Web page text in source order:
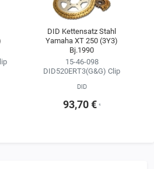
Kette im Kettensatz stets an der
DID Kettensatz Stahl
Yamaha XT 250 (3Y3)
Bj.1990
15-46-098
DID520ERT3(G&G) Clip
DID
93,70 € ¹